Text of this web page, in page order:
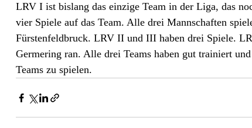
LRV I ist bislang das einzige Team in der Liga, das
vier Spiele auf das Team. Alle drei Mannschaften
Fürstenfeldbruck. LRV II und III haben drei Spiele.
Germering ran. Alle drei Teams haben gut trainiert
Teams zu spielen.